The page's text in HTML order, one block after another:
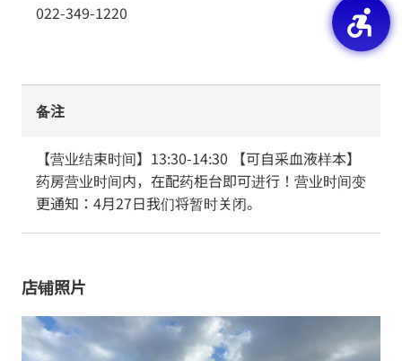
022-349-1220
备注
【营业结束时间】13:30-14:30 【可自采血液样本】
药房营业时间内，在配药柜台即可进行！营业时间变
更通知：4月27日我们将暂时关闭。
店铺照片